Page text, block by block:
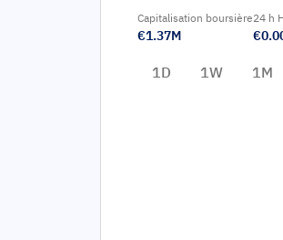
Capitalisation boursière
€1.37M
24 h
1D 1W 1M